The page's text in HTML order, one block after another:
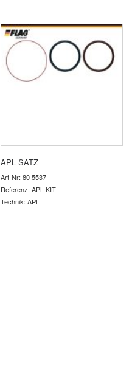
APL SATZ
Art-Nr: 80 5537
Referenz: APL KIT
Technik: APL